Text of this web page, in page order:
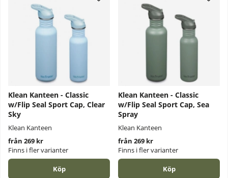
Klean Kanteen - Classic
w/Flip Seal Sport Cap, Clear
Sky
Klean Kanteen
från 269 kr
Finns i fler varianter
Köp
Klean Kanteen - Classic
w/Flip Seal Sport Cap, Sea
Spray
Klean Kanteen
från 269 kr
Finns i fler varianter
Köp